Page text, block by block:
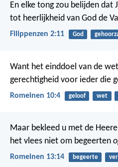
En elke tong zou belijden dat
tot heerlijkheid van God de
Filippenzen 2:11 God
Want het einddoel van de
gerechtigheid voor ieder die
Romeinen 10:4 geloof wet
Maar bekleed u met de
het vlees niet om begeerten
Romeinen 13:14 begeerte